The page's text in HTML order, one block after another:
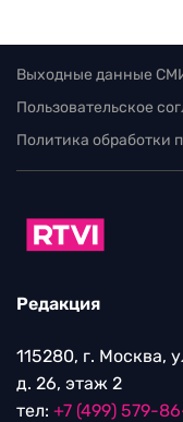
Выходные данные
Пользовательское
Политика обработки
Редакция
115280, г. Москва,
д. 26, этаж 2
тел: +7 (499) 579-